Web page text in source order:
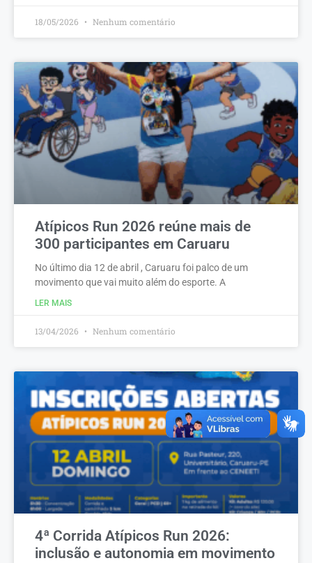
18/05/2026 Nenhum comentário
Atípicos Run 2026 reúne mais de
300 participantes em Caruaru
No último dia 12 de abril , Caruaru foi palco de um
movimento que vai muito além do esporte. A
LER MAIS
13/04/2026 Nenhum comentário
4ª Corrida Atípicos Run 2026:
inclusão e autonomia em movimento